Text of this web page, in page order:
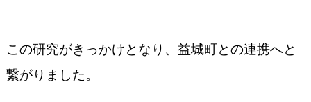
この研究がきっかけとなり、益城町との連携へと
繋がりました。